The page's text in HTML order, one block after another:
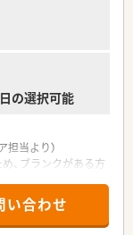
続け、今年で創業
チされ、新体制のも
ます。
出ており、スタッフ
の選択可能
当より）
、ブランクがある方
い合わせ